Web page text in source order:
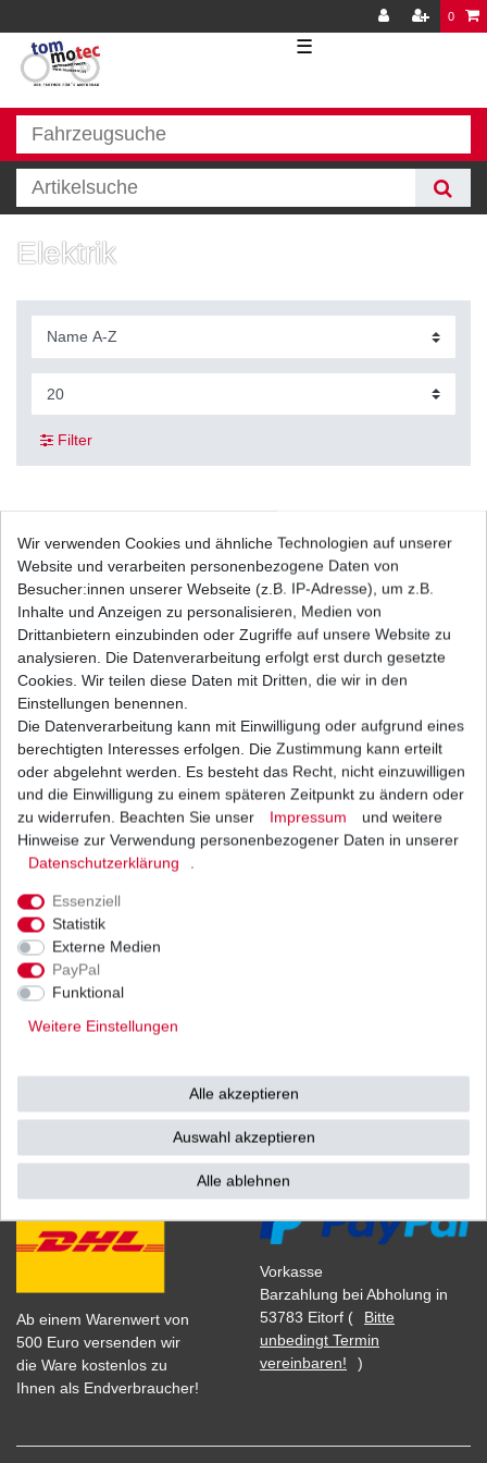
0
☰
Elektrik
Filter
Batterie aus dem Zubehör YB30L-B
UVP 121,49 € 116,31 € *
| 116,31 € / Stück
inkl. ges. MwSt. Versandkosten
Zündkerze NGK BKR7E Polaris Ranger
UVP 6,88 € 4,81 € *
1 Stück | 4,81 € / Stück
inkl. ges. MwSt. zzgl.
Ab einem Warenwert von
500 Euro versenden wir
die Ware kostenlos zu
Ihnen als Endverbraucher!
Bezahlarten
Vorkasse
Barzahlung bei Abholung in
53783 Eitorf (
Bitte
unbedingt Termin
vereinbaren!
)
Wir verwenden Cookies und ähnliche Technologien auf unserer
Website und verarbeiten personenbezogene Daten von
Besucher:innen unserer Webseite (z.B. IP-Adresse), um z.B.
Inhalte und Anzeigen zu personalisieren, Medien von
Drittanbietern einzubinden oder Zugriffe auf unsere Website zu
analysieren. Die Datenverarbeitung erfolgt erst durch gesetzte
Cookies. Wir teilen diese Daten mit Dritten, die wir in den
Einstellungen benennen.
Die Datenverarbeitung kann mit Einwilligung oder aufgrund eines
berechtigten Interesses erfolgen. Die Zustimmung kann erteilt
oder abgelehnt werden. Es besteht das Recht, nicht einzuwilligen
und die Einwilligung zu einem späteren Zeitpunkt zu ändern oder
zu widerrufen. Beachten Sie unser
Impressum
und weitere
Hinweise zur Verwendung personenbezogener Daten in unserer
Daten­schutz­erklärung
.
Essenziell
Statistik
Externe Medien
PayPal
Funktional
Weitere Einstellungen
Alle akzeptieren
Auswahl akzeptieren
Alle ablehnen